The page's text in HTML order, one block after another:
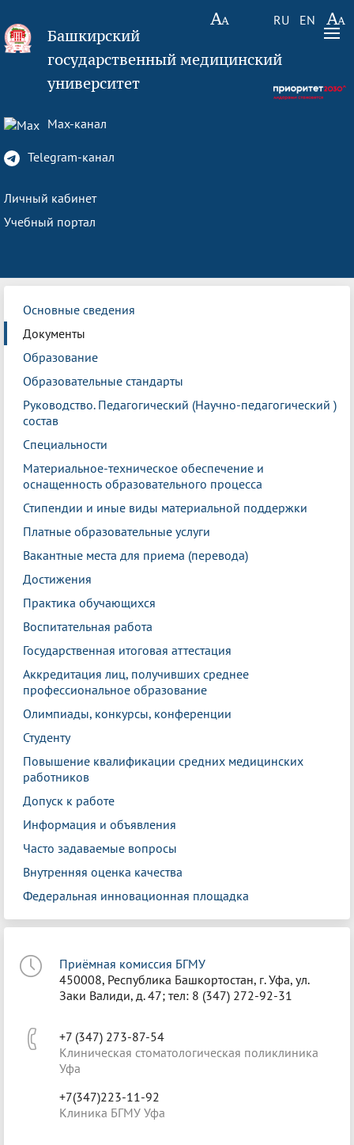
RU EN
Башкирский
государственный медицинский
университет
Max-канал
Telegram-канал
Личный кабинет
Учебный портал
Основные сведения
Документы
Образование
Образовательные стандарты
Руководство. Педагогический (Научно-педагогический )
состав
Специальности
Материальное-техническое обеспечение и
оснащенность образовательного процесса
Стипендии и иные виды материальной поддержки
Платные образовательные услуги
Вакантные места для приема (перевода)
Достижения
Практика обучающихся
Воспитательная работа
Государственная итоговая аттестация
Аккредитация лиц, получивших среднее
профессиональное образование
Олимпиады, конкурсы, конференции
Студенту
Повышение квалификации средних медицинских
работников
Допуск к работе
Информация и объявления
Часто задаваемые вопросы
Внутренняя оценка качества
Федеральная инновационная площадка
Приёмная комиссия БГМУ
450008, Республика Башкортостан, г. Уфа, ул.
Заки Валиди, д. 47; тел: 8 (347) 272-92-31
+7 (347) 273-87-54
Клиническая стоматологическая поликлиника
Уфа
+7(347)223-11-92
Клиника БГМУ Уфа